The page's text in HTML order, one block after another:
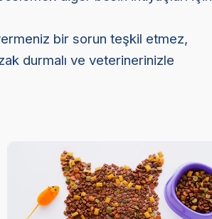
bir sorun teşkil etmez,
durmalı ve veterinerinizle